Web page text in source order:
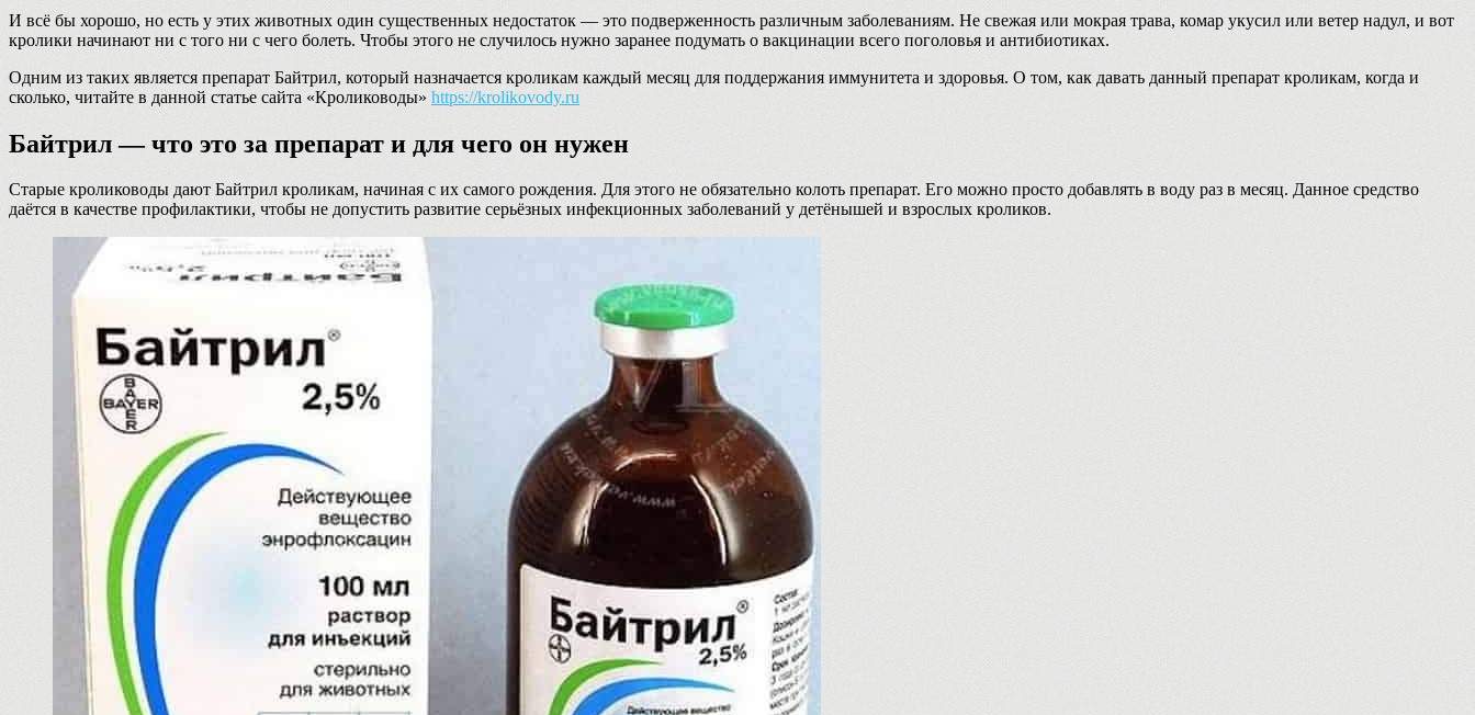
И всё бы хорошо, но есть у этих животных один существенных недостаток — это подверженность различным заболеваниям. Не свежая или мокрая трава, комар укусил или ветер надул, и вот
кролики начинают ни с того ни с чего болеть. Чтобы этого не случилось нужно заранее подумать о вакцинации всего поголовья и антибиотиках.
Одним из таких является препарат Байтрил, который назначается кроликам каждый месяц для поддержания иммунитета и здоровья. О том, как давать данный препарат кроликам, когда и
сколько, читайте в данной статье сайта «Кролиководы» https://krolikovody.ru
Байтрил — что это за препарат и для чего он нужен
Старые кролиководы дают Байтрил кроликам, начиная с их самого рождения. Для этого не обязательно колоть препарат. Его можно просто добавлять в воду раз в месяц. Данное средство
даётся в качестве профилактики, чтобы не допустить развитие серьёзных инфекционных заболеваний у детёнышей и взрослых кроликов.